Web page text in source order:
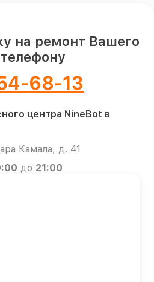
на ремонт Вашего
68-13
центра NineBot в
Камала, д. 41
до 21:00